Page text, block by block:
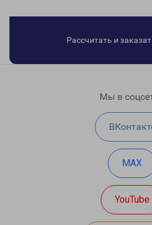
Рассчитать и
Мы в
MAX
YouTube